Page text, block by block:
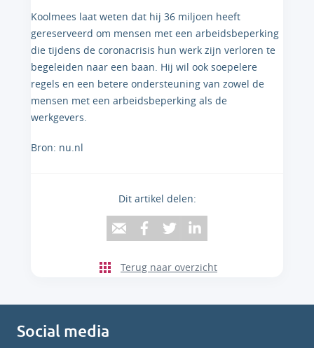
Koolmees laat weten dat hij 36 miljoen heeft
gereserveerd om mensen met een arbeidsbeperking
die tijdens de coronacrisis hun werk zijn verloren te
begeleiden naar een baan. Hij wil ook soepelere
regels en een betere ondersteuning van zowel de
mensen met een arbeidsbeperking als de
werkgevers.
Bron: nu.nl
Dit artikel delen:
Terug naar overzicht
Social media